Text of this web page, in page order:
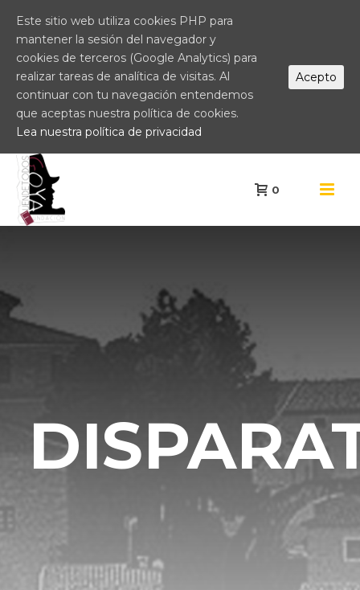
0
Este sitio web utiliza cookies PHP para
mantener la sesión del navegador y
cookies de terceros (Google Analytics) para
realizar tareas de analítica de visitas. Al
continuar con tu navegación entendemos
que aceptas nuestra política de cookies.
Lea nuestra política de privacidad
Acepto